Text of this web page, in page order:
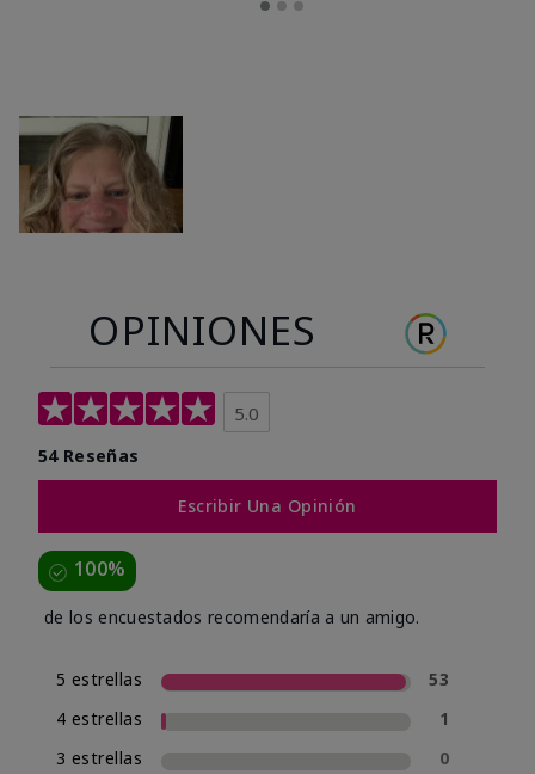
OPINIONES
5.0
54 Reseñas
Escribir Una Opinión
100%
de los encuestados recomendaría a un amigo.
5 estrellas
53
4 estrellas
1
3 estrellas
0